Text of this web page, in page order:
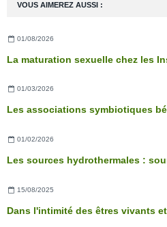
VOUS AIMEREZ AUSSI :
01/08/2026
01/03/2026
01/02/2026
15/08/2025
Dans l'intimité des êtres vivants